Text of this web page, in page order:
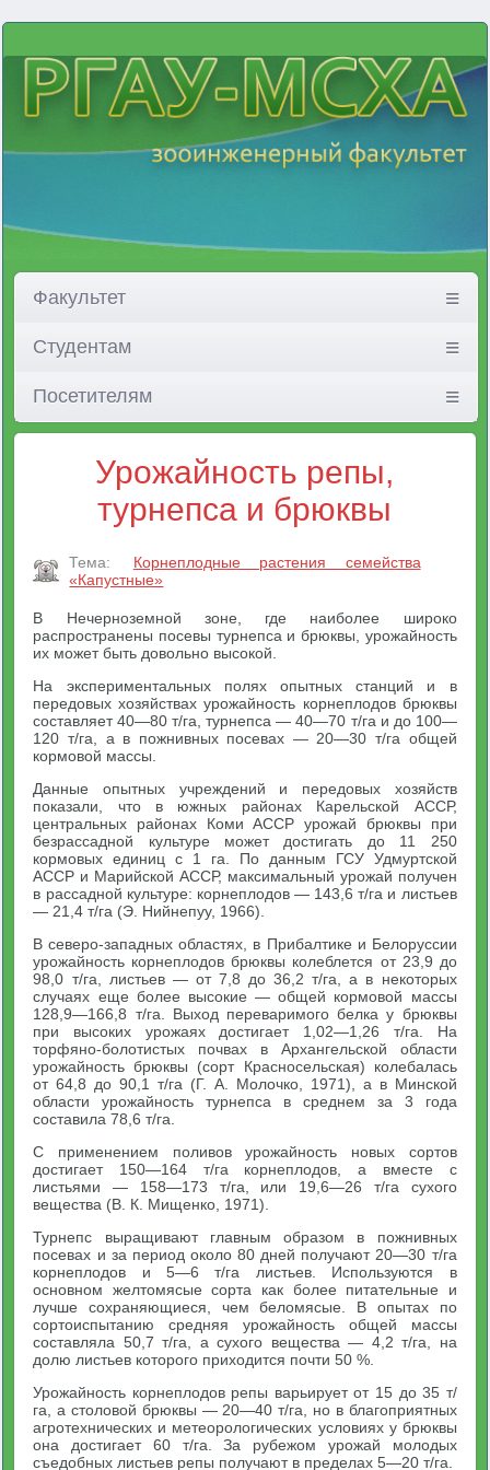
Факультет
Студентам
Посетителям
Урожайность репы,
турнепса и брюквы
Тема:
Корнеплодные растения семейства
«Капустные»
В Нечерноземной зоне, где наиболее широко
распространены посевы турнепса и брюквы, урожайность
их может быть довольно высокой.
На экспериментальных полях опытных станций и в
передовых хозяйствах урожайность корнеплодов брюквы
составляет 40—80 т/га, турнепса — 40—70 т/га и до 100—
120 т/га, а в пожнивных посевах — 20—30 т/га общей
кормовой массы.
Данные опытных учреждений и передовых хозяйств
показали, что в южных районах Карельской АССР,
центральных районах Коми АССР урожай брюквы при
безрассадной культуре может достигать до 11 250
кормовых единиц с 1 га. По данным ГСУ Удмуртской
АССР и Марийской АССР, максимальный урожай получен
в рассадной культуре: корнеплодов — 143,6 т/га и листьев
— 21,4 т/га (Э. Нийнепуу, 1966).
В северо-западных областях, в Прибалтике и Белоруссии
урожайность корнеплодов брюквы колеблется от 23,9 до
98,0 т/га, листьев — от 7,8 до 36,2 т/га, а в некоторых
случаях еще более высокие — общей кормовой массы
128,9—166,8 т/га. Выход переваримого белка у брюквы
при высоких урожаях достигает 1,02—1,26 т/га. На
торфяно-болотистых почвах в Архангельской области
урожайность брюквы (сорт Красносельская) колебалась
от 64,8 до 90,1 т/га (Г. А. Молочко, 1971), а в Минской
области урожайность турнепса в среднем за 3 года
составила 78,6 т/га.
С применением поливов урожайность новых сортов
достигает 150—164 т/га корнеплодов, а вместе с
листьями — 158—173 т/га, или 19,6—26 т/га сухого
вещества (В. К. Мищенко, 1971).
Турнепс выращивают главным образом в пожнивных
посевах и за период около 80 дней получают 20—30 т/га
корнеплодов и 5—6 т/га листьев. Используются в
основном желтомясые сорта как более питательные и
лучше сохраняющиеся, чем беломясые. В опытах по
сортоиспытанию средняя урожайность общей массы
составляла 50,7 т/га, а сухого вещества — 4,2 т/га, на
долю листьев которого приходится почти 50 %.
Урожайность корнеплодов репы варьирует от 15 до 35 т/
га, а столовой брюквы — 20—40 т/га, но в благоприятных
агротехнических и метеорологических условиях у брюквы
она достигает 60 т/га. За рубежом урожай молодых
съедобных листьев репы получают в пределах 5—20 т/га.